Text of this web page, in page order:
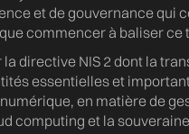
et de gouvernance qui
commencer à baliser ce
directive NIS 2 dont la
essentielles et
en matière de
computing et la